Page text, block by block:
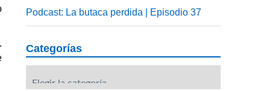
Podcast: La butaca perdida | Episodio 37
Categorías